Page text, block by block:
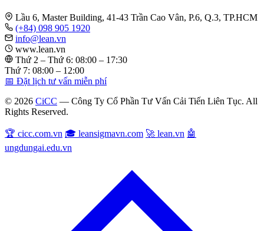
Lầu 6, Master Building, 41-43 Trần Cao Vân, P.6, Q.3, TP.HCM
(+84) 098 905 1920
info@lean.vn
www.lean.vn
Thứ 2 – Thứ 6: 08:00 – 17:30
Thứ 7: 08:00 – 12:00
📅 Đặt lịch tư vấn miễn phí
© 2026 CiCC — Công Ty Cổ Phần Tư Vấn Cải Tiến Liên Tục. All
Rights Reserved.
🏆 cicc.com.vn 🎓 leansigmavn.com 🚀 lean.vn 🤖
ungdungai.edu.vn